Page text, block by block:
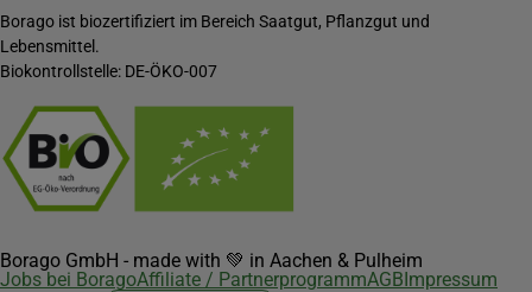
Borago ist biozertifiziert im Bereich Saatgut, Pflanzgut und
Lebensmittel.
Biokontrollstelle: DE-ÖKO-007
Borago GmbH - made with 💚 in Aachen & Pulheim
Jobs bei BoragoAffiliate / PartnerprogrammAGB Impressum